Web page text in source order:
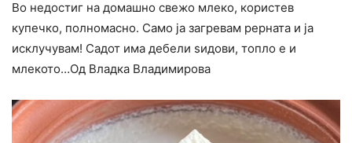
Во недостиг на домашно свежо млеко, користев
купечко, полномасно. Само ја загревам рерната и ја
исклучувам! Садот има дебели ѕидови, топло е и
млекото…Од Владка Владимирова